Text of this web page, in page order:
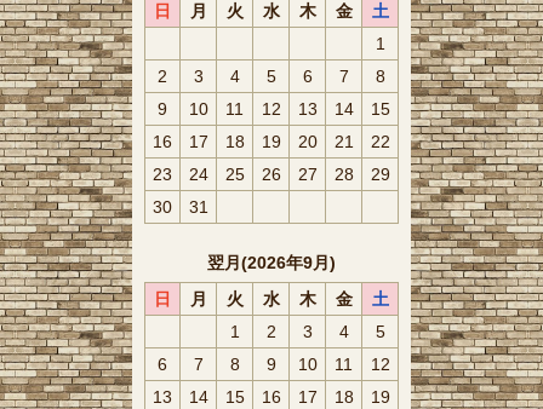
日
月 火 水 木 金
土
1
2
3 4 5 6 7
8
9
10 11 12 13 14
15
16
17 18 19 20 21
22
23
24 25 26 27 28
29
30
31
翌月(2026年9月)
日
月 火 水 木 金
土
1
2 3 4
5
6
7 8 9 10 11
12
13
14 15 16 17 18 19